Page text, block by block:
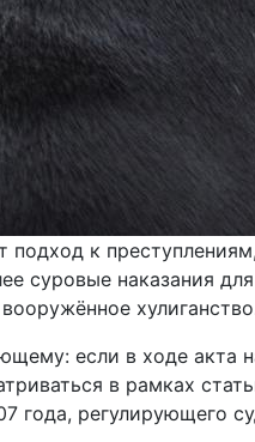
подход к
суровые наказания
если в ходе акта
в рамках
года, регулирующего